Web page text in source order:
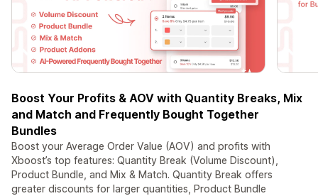
Boost Your Profits & AOV with Quantity Breaks, Mix
and Match and Frequently Bought Together
Bundles
Boost your Average Order Value (AOV) and profits with
Xboost’s top features: Quantity Break (Volume Discount),
Product Bundle, and Mix & Match. Quantity Break offers
greater discounts for larger quantities, Product Bundle